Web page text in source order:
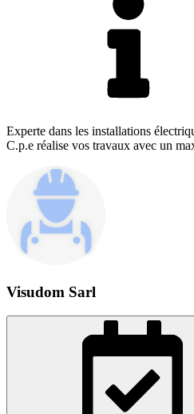
Experte dans les installations
C.p.e réalise vos travaux avec un
Visudom Sarl